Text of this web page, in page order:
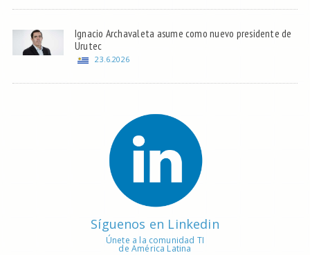
Ignacio Archavaleta asume como nuevo presidente de
Urutec
23.6.2026
Síguenos en Linkedin
Únete a la comunidad TI
de América Latina